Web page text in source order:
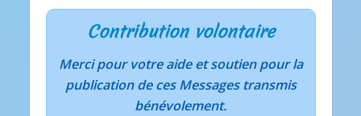
Contribution volontaire
Merci pour votre aide et soutien pour la
publication de ces Messages transmis
bénévolement.